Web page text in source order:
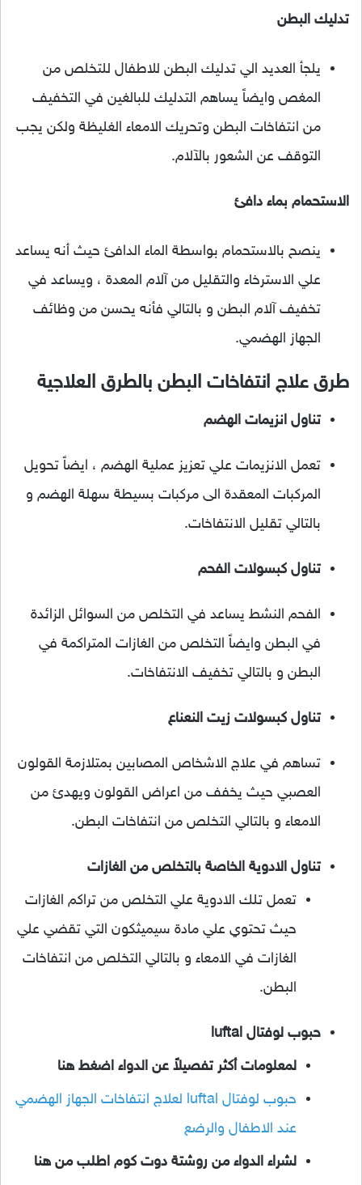
تدليك البطن
يلجأ العديد الي تدليك البطن للاطفال للتخلص من
المغص وايضاً يساهم التدليك للبالغين في التخفيف
من انتفاخات البطن وتحريك الامعاء الغليظة ولكن يجب
التوقف عن الشعور بالآلام.
الاستحمام بماء دافئ
ينصح بالاستحمام بواسطة الماء الدافئ حيث أنه يساعد
علي الاسترخاء والتقليل من آلام المعدة ، ويساعد في
تخفيف آلام البطن و بالتالي فأنه يحسن من وظائف
الجهاز الهضمي.
طرق علاج انتفاخات البطن بالطرق العلاجية
تناول انزيمات الهضم
تعمل الانزيمات علي تعزيز عملية الهضم ، ايضاً تحويل
المركبات المعقدة الى مركبات بسيطة سهلة الهضم و
بالتالي تقليل الانتفاخات.
تناول كبسولات الفحم
الفحم النشط يساعد في التخلص من السوائل الزائدة
في البطن وايضاً التخلص من الغازات المتراكمة في
البطن و بالتالي تخفيف الانتفاخات.
تناول كبسولات زيت النعناع
تساهم في علاج الاشخاص المصابين بمتلازمة القولون
العصبي حيث يخفف من اعراض القولون ويهدئ من
الامعاء و بالتالي التخلص من انتفاخات البطن.
تناول الادوية الخاصة بالتخلص من الغازات
تعمل تلك الادوية علي التخلص من تراكم الغازات
حيث تحتوي علي مادة سيميثكون التي تقضي علي
الغازات في الامعاء و بالتالي التخلص من انتفاخات
البطن.
حبوب لوفتال luftal
لمعلومات أكثر تفصيلاً عن الدواء اضغط هنا
حبوب لوفتال luftal لعلاج انتفاخات الجهاز الهضمي
عند الاطفال والرضع
لشراء الدواء من روشتة دوت كوم اطلب من هنا